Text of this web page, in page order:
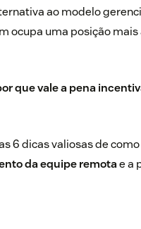
ao modelo
ocupa uma posição
que vale a pena
6 dicas valiosas de
da equipe remotae a